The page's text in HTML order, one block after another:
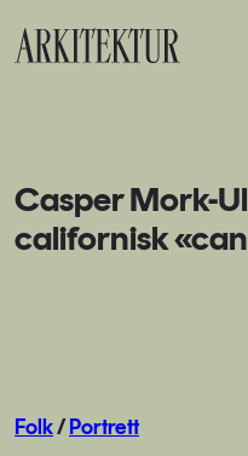
Casper Mork-
californisk
Folk/Portrett